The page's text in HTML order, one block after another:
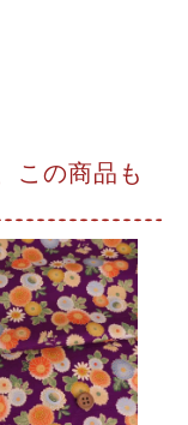
この商品も